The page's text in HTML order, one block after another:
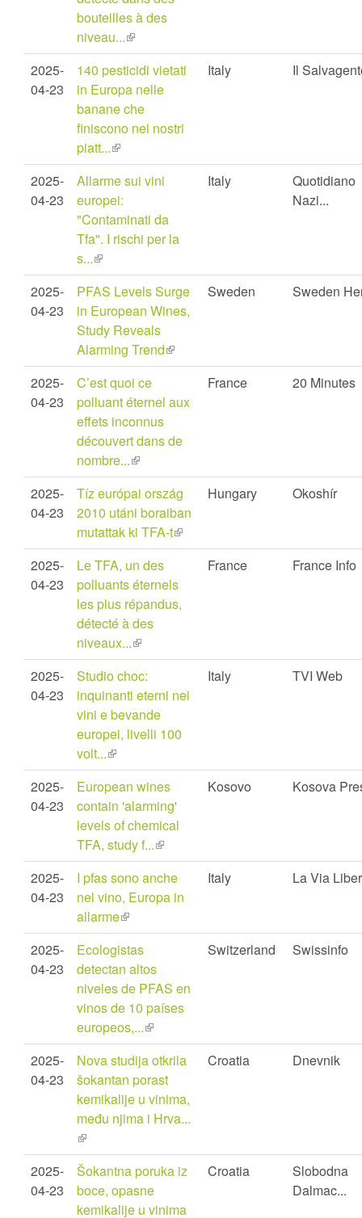
bouteilles à des
niveau...(link
is
external)
2025-
04-23
140 pesticidi vietati
in Europa nelle
banane che
finiscono nei nostri
piatt...(link
is
external)
Italy Il
2025-
04-23
Allarme sui vini
europei:
"Contaminati da
Tfa". I rischi per la
s...(link
is
external)
Italy
Quotidiano
Nazi...
2025-
04-23
PFAS Levels Surge
in European Wines,
Study Reveals
Alarming Trend(link
is
external)
Sweden Sweden
2025-
04-23
C’est quoi ce
polluant éternel aux
effets inconnus
découvert dans de
nombre...(link
is
external)
France 20 Minutes
2025-
04-23
Tíz európai ország
2010 utáni boraiban
mutattak ki TFA-t(link
is
external)
Hungary Okoshír
2025-
04-23
Le TFA, un des
polluants éternels
les plus répandus,
détecté à des
niveaux...(link
is
external)
France France Info
2025-
04-23
Studio choc:
inquinanti eterni nei
vini e bevande
europei, livelli 100
volt...(link
is
external)
Italy TVI Web
2025-
04-23
European wines
contain 'alarming'
levels of chemical
TFA, study f...(link
is
external)
Kosovo Kosova
2025-
04-23
I pfas sono anche
nel vino, Europa in
allarme(link
is
external)
Italy La Via
2025-
04-23
Ecologistas
detectan altos
niveles de PFAS en
vinos de 10 países
europeos,...(link
is
external)
Switzerland Swissinfo
2025-
04-23
Nova studija otkrila
šokantan porast
kemikalije u vinima,
među njima i Hrva...
(link
is
external)
Croatia Dnevnik
2025-
04-23
Šokantna poruka iz
boce, opasne
kemikalije u vinima
Croatia
Slobodna
Dalmac...